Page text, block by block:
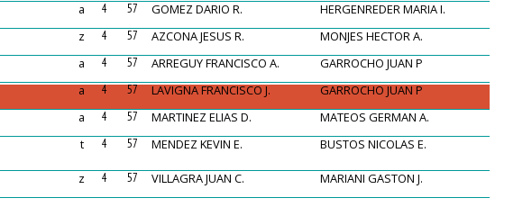
a 4 57 GOMEZ DARIO R.
HERGENREDER MARIA I.
z 4 57 AZCONA JESUS R.
MONJES HECTOR A.
a 4 57 ARREGUY FRANCISCO A.
GARROCHO JUAN P
a 4 57 LAVIGNA FRANCISCO J.
GARROCHO JUAN P
a 4 57 MARTINEZ ELIAS D.
MATEOS GERMAN A.
t 4 57 MENDEZ KEVIN E. BUSTOS NICOLAS E.
z 4 57 VILLAGRA JUAN C. MARIANI GASTON J.